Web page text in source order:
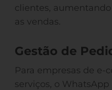
clientes,
as vendas.
Gestão de
Para empresas de e-
serviços, o